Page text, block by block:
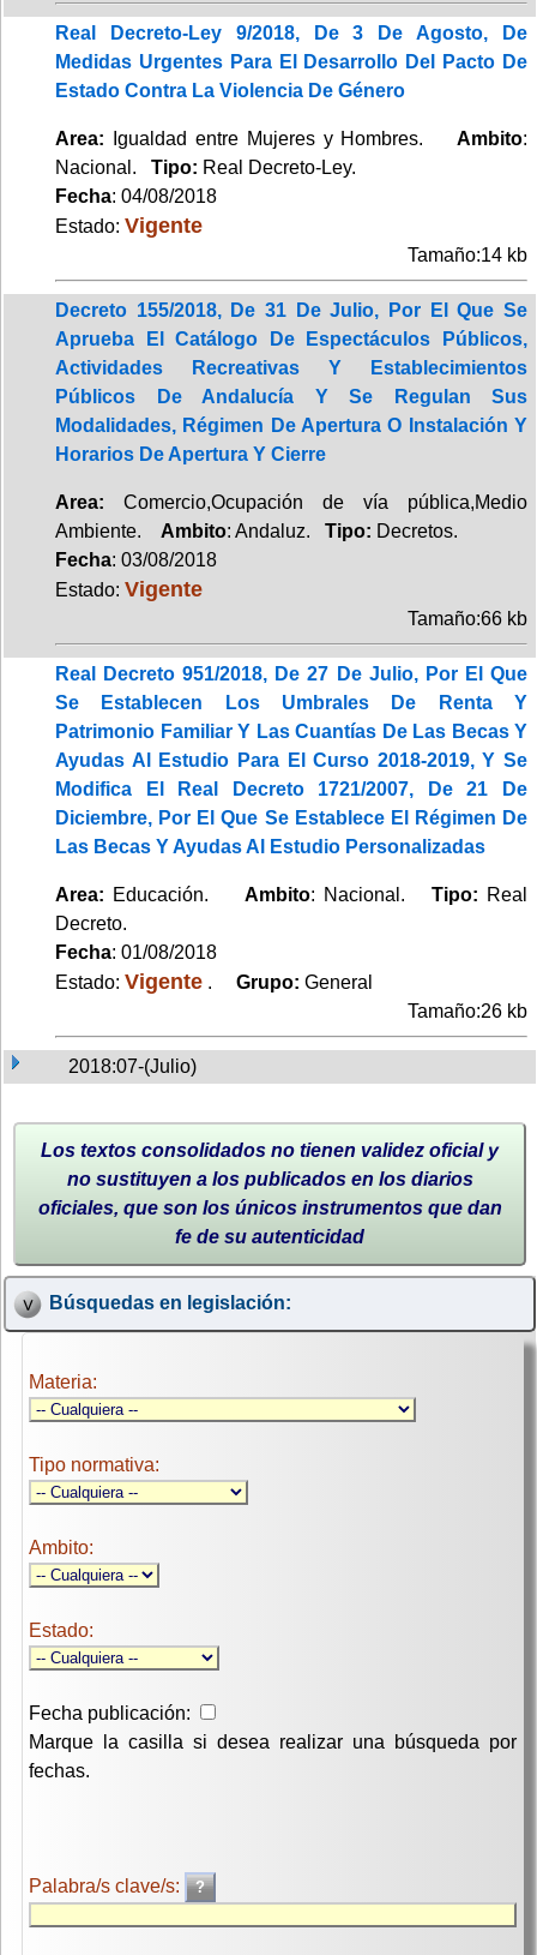
Real Decreto-Ley 9/2018, De 3 De Agosto, De
Medidas Urgentes Para El Desarrollo Del Pacto De
Estado Contra La Violencia De Género
Area: Igualdad entre Mujeres y Hombres. Ambito:
Nacional. Tipo: Real Decreto-Ley.
Fecha: 04/08/2018
Estado: Vigente
Tamaño:14 kb
Decreto 155/2018, De 31 De Julio, Por El Que Se
Aprueba El Catálogo De Espectáculos Públicos,
Actividades Recreativas Y Establecimientos
Públicos De Andalucía Y Se Regulan Sus
Modalidades, Régimen De Apertura O Instalación Y
Horarios De Apertura Y Cierre
Area: Comercio,Ocupación de vía pública,Medio
Ambiente. Ambito: Andaluz. Tipo: Decretos.
Fecha: 03/08/2018
Estado: Vigente
Tamaño:66 kb
Real Decreto 951/2018, De 27 De Julio, Por El Que
Se Establecen Los Umbrales De Renta Y
Patrimonio Familiar Y Las Cuantías De Las Becas Y
Ayudas Al Estudio Para El Curso 2018-2019, Y Se
Modifica El Real Decreto 1721/2007, De 21 De
Diciembre, Por El Que Se Establece El Régimen De
Las Becas Y Ayudas Al Estudio Personalizadas
Area: Educación. Ambito: Nacional. Tipo: Real
Decreto.
Fecha: 01/08/2018
Estado: Vigente . Grupo: General
Tamaño:26 kb
2018:07-(Julio)
Los textos consolidados no tienen validez oficial y
no sustituyen a los publicados en los diarios
oficiales, que son los únicos instrumentos que dan
fe de su autenticidad
Búsquedas en legislación:
Materia:
Tipo normativa:
Ambito:
Estado:
Fecha publicación:
Marque la casilla si desea realizar una búsqueda por
fechas.
Palabra/s clave/s: